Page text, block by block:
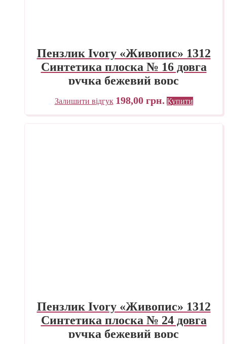
Пензлик Ivory «Живопис» 1312
Синтетика плоска № 16 довга
ручка бежевий ворс
Залишити відгук 198,00 грн. Купити
Пензлик Ivory «Живопис» 1312
Синтетика плоска № 24 довга
ручка бежевий ворс